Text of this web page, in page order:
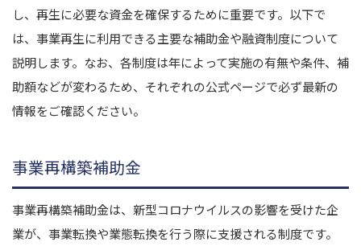
し、再生に必要な資金を確保するために重要です。以下で
は、事業再生に利用できる主要な補助金や融資制度について
説明します。なお、各制度は年によって実施の有無や条件、補
助額などが変わるため、それぞれの公式ページで必ず最新の
情報をご確認ください。
事業再構築補助金
事業再構築補助金は、新型コロナウイルスの影響を受けた企
業が、事業転換や業態転換を行う際に支援される制度です。